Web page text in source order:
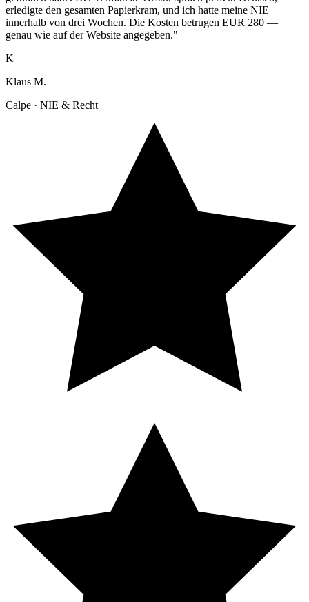
erledigte den gesamten Papierkram, und ich hatte meine NIE
innerhalb von drei Wochen. Die Kosten betrugen EUR 280 —
genau wie auf der Website angegeben."
K
Klaus M.
Calpe · NIE & Recht